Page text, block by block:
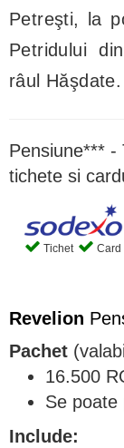
Petreşti, la
Petridului
râul Hăşdate.
Pensiune*** -
tichete si
Tichet
Card
Revelion
Pachet
16.500
Se poate
Include: